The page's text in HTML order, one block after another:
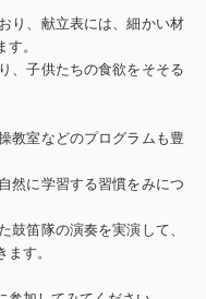
り、献立表には、細かい材
。
、子供たちの食欲をそそる
教室などのプログラムも豊
然に学習する習慣をみにつ
鼓笛隊の演奏を実演して、
す。